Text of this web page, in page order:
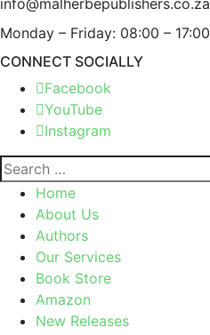
Monday – Friday: 08:00 – 17:00
CONNECT SOCIALLY
Facebook
YouTube
Instagram
Home
About Us
Authors
Our Services
Book Store
Amazon
New Releases